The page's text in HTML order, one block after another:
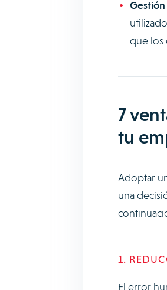
que los
7
tu
Adoptar
una
1.
El error